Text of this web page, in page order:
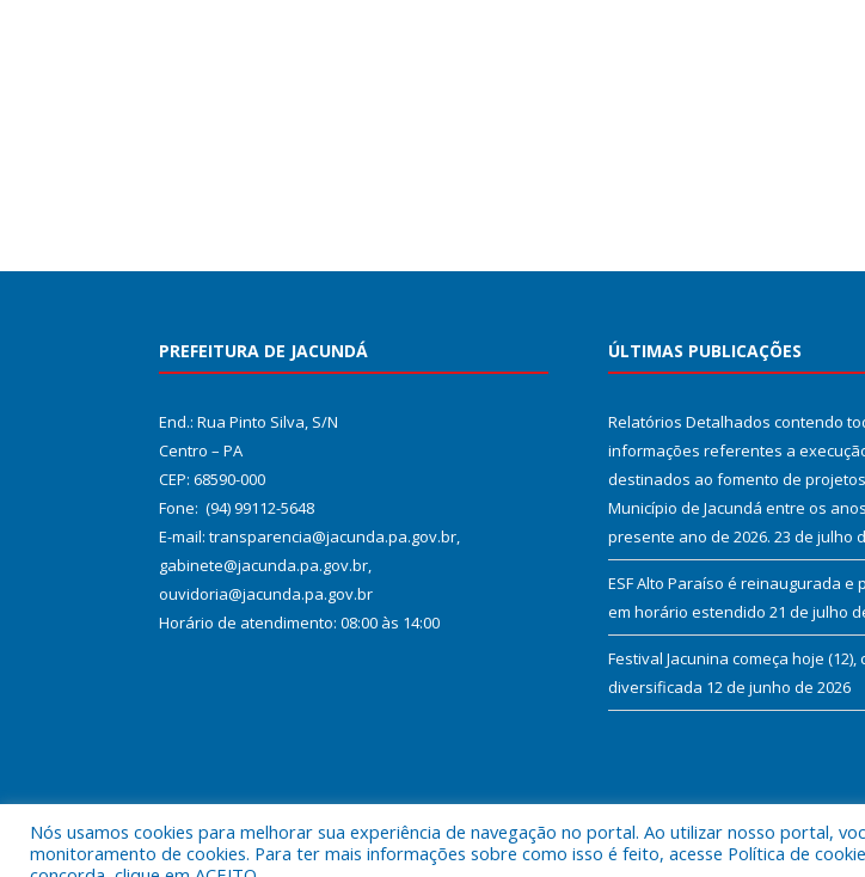
PREFEITURA DE JACUNDÁ
End.: Rua Pinto Silva, S/N
Centro – PA
CEP: 68590-000
Fone: (94) 99112-5648
E-mail: transparencia@jacunda.pa.gov.br,
gabinete@jacunda.pa.gov.br,
ouvidoria@jacunda.pa.gov.br
Horário de atendimento: 08:00 às 14:00
ÚLTIMAS PUBLICAÇÕES
Relatórios Detalhados contendo
informações referentes a
destinados ao fomento de
Município de Jacundá entre os
presente ano de 2026. 23 de julho
ESF Alto Paraíso é reinaugurada e
em horário estendido 21 de julho
Festival Jacunina começa hoje
diversificada 12 de junho de 2026
Todos os direitos reservados a Prefeitura Municipal de Jacundá.
Nós usamos cookies para melhorar sua experiência de navegação no portal. Ao utilizar nosso portal,
monitoramento de cookies. Para ter mais informações sobre como isso é feito, acesse Política de